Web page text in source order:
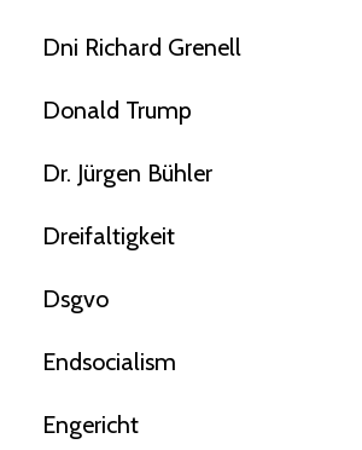
Dni Richard Grenell
Donald Trump
Dr. Jürgen Bühler
Dreifaltigkeit
Dsgvo
Endsocialism
Engericht